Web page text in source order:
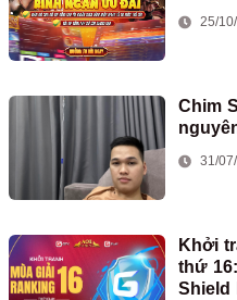
25/
Chim
31/
Khởi
thứ
Shield